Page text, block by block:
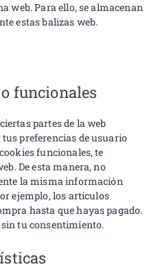
web. Para ello, se almacenan
estas balizas web.
funcionales
partes de la web
preferencias de usuario
funcionales, te
De esta manera, no
la misma información
ejemplo, los artículos
hasta que hayas pagado.
tu consentimiento.